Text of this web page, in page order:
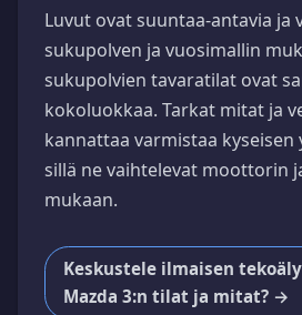
Luvut ovat suuntaa-antavia ja
sukupolven ja vuosimallin
sukupolvien tavaratilat ovat
kokoluokkaa. Tarkat mitat ja
kannattaa varmistaa kyseisen
sillä ne vaihtelevat moottorin
mukaan.
Keskustele ilmaisen
Mazda 3:n tilat ja mitat? →